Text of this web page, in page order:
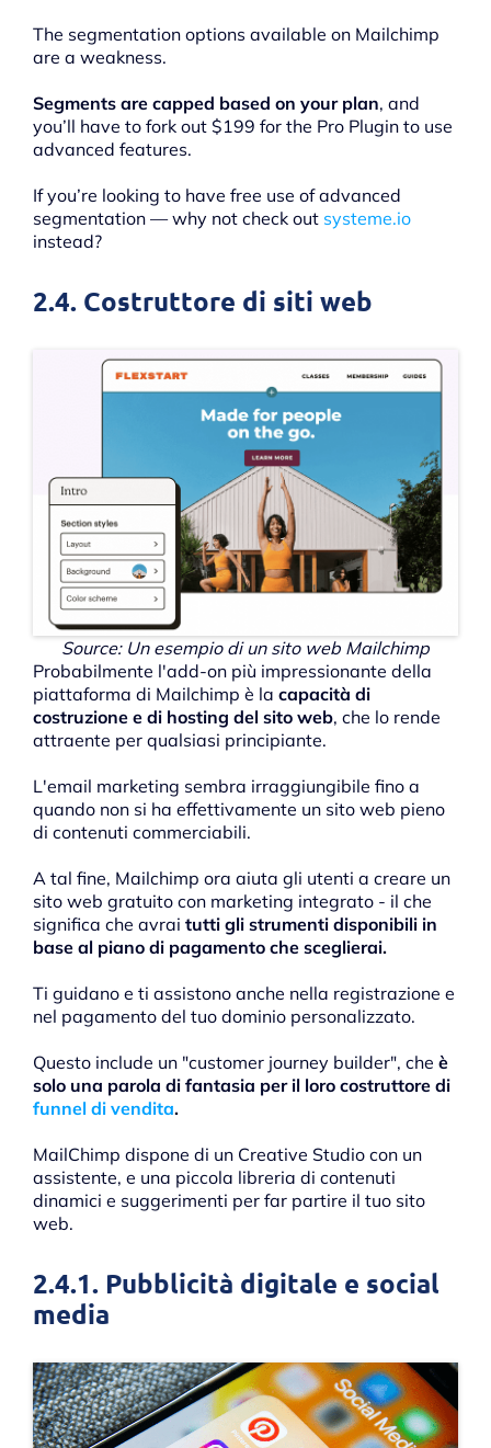
The segmentation options available on Mailchimp
are a weakness.
Segments are capped based on your plan, and
you’ll have to fork out $199 for the Pro Plugin to use
advanced features.
If you’re looking to have free use of advanced
segmentation — why not check out systeme.io
instead?
2.4. Costruttore di siti web
Source: Un esempio di un sito web Mailchimp
Probabilmente l'add-on più impressionante della
piattaforma di Mailchimp è la capacità di
costruzione e di hosting del sito web, che lo rende
attraente per qualsiasi principiante.
L'email marketing sembra irraggiungibile fino a
quando non si ha effettivamente un sito web pieno
di contenuti commerciabili.
A tal fine, Mailchimp ora aiuta gli utenti a creare un
sito web gratuito con marketing integrato - il che
significa che avrai tutti gli strumenti disponibili in
base al piano di pagamento che sceglierai.
Ti guidano e ti assistono anche nella registrazione e
nel pagamento del tuo dominio personalizzato.
Questo include un "customer journey builder", che è
solo una parola di fantasia per il loro costruttore di
funnel di vendita.
MailChimp dispone di un Creative Studio con un
assistente, e una piccola libreria di contenuti
dinamici e suggerimenti per far partire il tuo sito
web.
2.4.1. Pubblicità digitale e social
media